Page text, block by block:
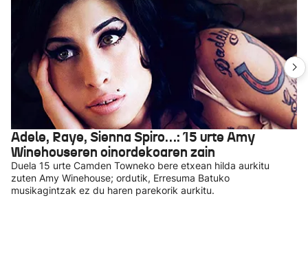
Adele, Raye, Sienna Spiro…: 15 urte Amy
Winehouseren oinordekoaren zain
Duela 15 urte Camden Towneko bere etxean hilda aurkitu
zuten Amy Winehouse; ordutik, Erresuma Batuko
musikagintzak ez du haren parekorik aurkitu.